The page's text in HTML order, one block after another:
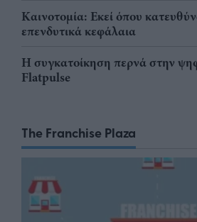
Καινοτομία: Εκεί όπου
επενδυτικά κεφάλαια
Η συγκατοίκηση περνά στην
Flatpulse
The Franchise Plaza